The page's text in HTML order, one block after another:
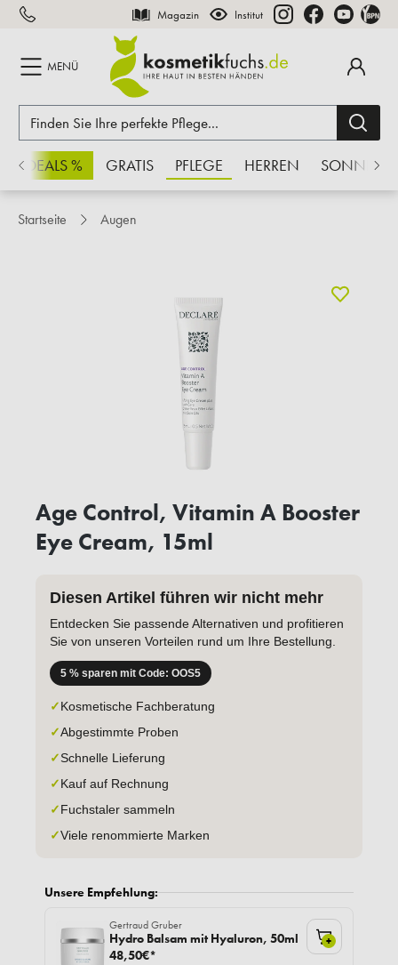
springen Magazin Institut
MENÜ
% GRATIS PFLEGE HERREN SONNE
Startseite Augen
Age Control, Vitamin A Booster
Eye Cream, 15ml
Diesen Artikel führen wir nicht mehr
Entdecken Sie passende Alternativen und profitieren
Sie von unseren Vorteilen rund um Ihre Bestellung.
5 % sparen mit Code: OOS5
✓Kosmetische Fachberatung
✓Abgestimmte Proben
✓Schnelle Lieferung
✓Kauf auf Rechnung
✓Fuchstaler sammeln
✓Viele renommierte Marken
Unsere Empfehlung:
Gertraud Gruber
Hydro Balsam mit Hyaluron, 50ml
48,50€*
+